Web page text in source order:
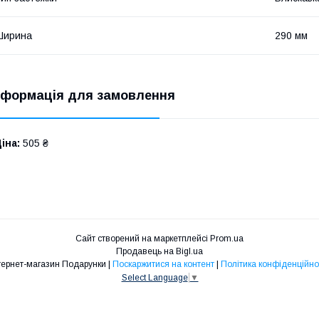
290 мм
для замовлення
505 ₴
Сайт створений на маркетплейсі Prom.ua
Продавець на Bigl.ua
Інтернет-магазин Подарунки | Поскаржитися на контент | Політика
Select Language ▼